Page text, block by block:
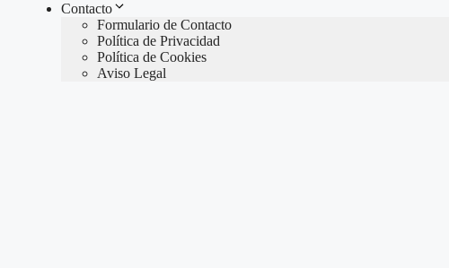
Contacto
Formulario de Contacto
Política de Privacidad
Política de Cookies
Aviso Legal